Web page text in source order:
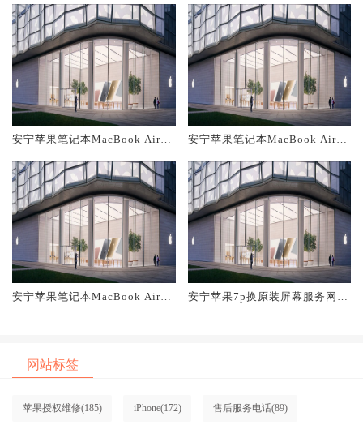
安宁苹果笔记本MacBook Air换
安宁苹果笔记本MacBook Air换
安宁苹果笔记本MacBook Air换
安宁苹果7p换原装屏幕服务网点
网站标签
苹果授权维修(185) iPhone(172) 售后服务电话(89)